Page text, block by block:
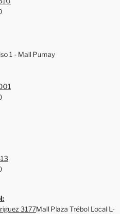
1 - Mall Pumay
3177Mall Plaza Trébol Local L-